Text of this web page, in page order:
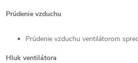
Prúdenie vzduchu
Prúdenie vzduchu ventilátorom
Hluk ventilátora